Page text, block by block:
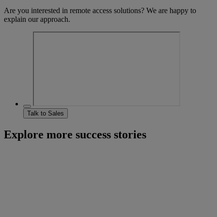
Are you interested in remote access solutions? We are happy to
explain our approach.
Talk to Sales
Explore more success stories